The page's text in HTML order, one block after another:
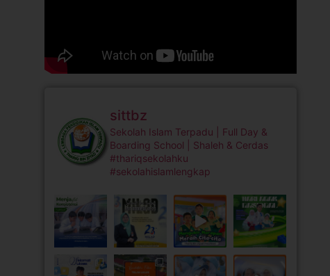
sittbz
Sekolah Islam Terpadu | Full Day &
Boarding School | Shaleh & Cerdas
#thariqsekolahku
#sekolahislamlengkap